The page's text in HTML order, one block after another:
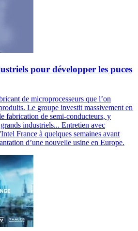
pour développer les puces
de microprocesseurs que l’on
Le groupe investit massivement en
fabrication de semi-conducteurs, y
industriels... Entretien avec
France à quelques semaines avant
d’une nouvelle usine en Europe.